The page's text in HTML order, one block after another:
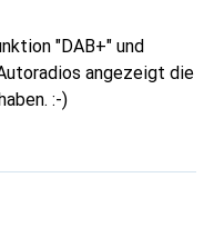
"DAB+" und
angezeigt die
:-)